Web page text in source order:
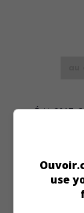
É.-U. 2017.
théâtre
Durée: 93 min.
use